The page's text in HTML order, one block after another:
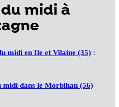
midi à
midi en Ile et Vilaine (35):
midi dans le Morbihan (56)